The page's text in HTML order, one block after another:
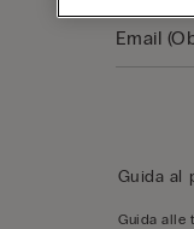
Guida al
Guida alle